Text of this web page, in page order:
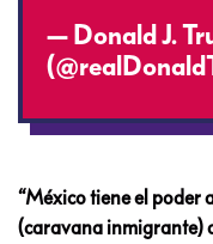
— Donald J.
“México tiene el poder
(caravana inmigrante)